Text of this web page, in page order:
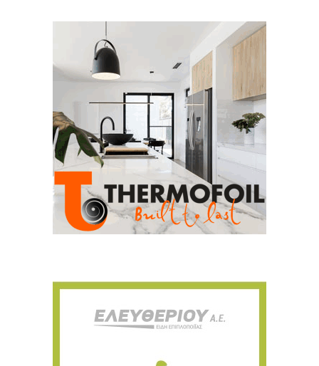
Για να μαθαίνετε πρώτοι τα νέα και όλες
τις τάσεις του κλάδου, εγγραφείτε στο
newsletter μας!
Email
Γράψτε εδώ το email σας
ΕΓΓΡΑΦΉ